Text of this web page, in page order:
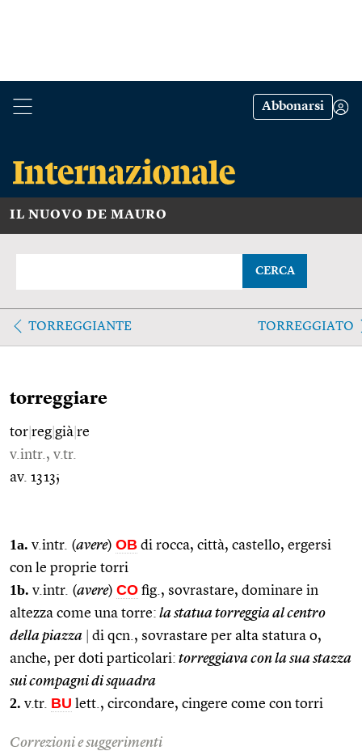
Abbonarsi
IL NUOVO DE MAURO
CERCA
TORREGGIANTE TORREGGIATO
torreggiare
tor reg già re
v.intr., v.tr.
av. 1313;
1a. v.intr. (avere) OB di rocca, città, castello, ergersi
con le proprie torri
1b. v.intr. (avere) CO fig., sovrastare, dominare in
altezza come una torre: la statua torreggia al centro
della piazza
di qcn., sovrastare per alta statura o,
anche, per doti particolari: torreggiava con la sua stazza
sui compagni di squadra
2. v.tr. BU lett., circondare, cingere come con torri
Correzioni e suggerimenti